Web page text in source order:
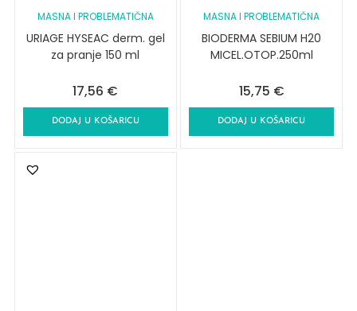
MASNA I PROBLEMATIČNA
URIAGE HYSEAC derm. gel
za pranje 150 ml
17,56 €
DODAJ U KOŠARICU
MASNA I PROBLEMATIČNA
BIODERMA SEBIUM H20
MICEL.OTOP.250ml
15,75 €
DODAJ U KOŠARICU